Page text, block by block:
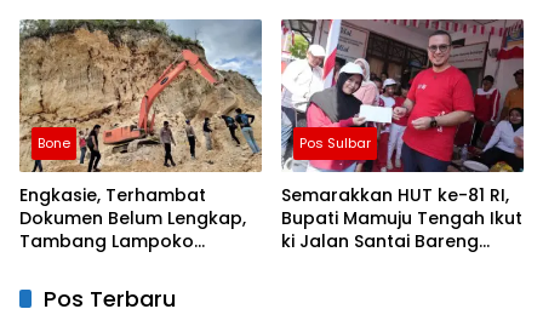
Persen
Wilayah
Bone
Engkasie, Terhambat
Dokumen Belum Lengkap,
Tambang Lampoko
Tidak Operasional
Pos Sulbar
Semarakkan HUT ke-81 RI,
Bupati Mamuju Tengah Ikut
ki Jalan Santai Bareng
Pos Terbaru